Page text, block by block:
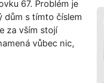
67. Problém je
dům s tímto číslem
za vším stojí
vůbec nic,